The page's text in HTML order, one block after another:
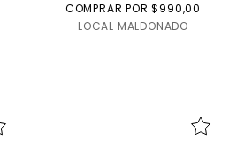
COMPRAR POR $990,00
LOCAL MALDONADO